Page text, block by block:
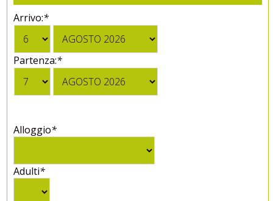
Arrivo:*
Partenza:*
Alloggio*
Adulti*